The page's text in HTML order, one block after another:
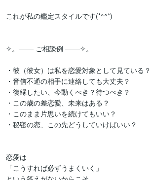
これが私の鑑定スタイルです(*^^*)
✧。─── ご相談例 ───✧。
・彼（彼女）は私を恋愛対象として見ている？
・音信不通の相手に連絡しても大丈夫？
・復縁したい、今動くべき？待つべき？
・この歳の差恋愛、未来はある？
・このまま片思いを続けてもいい？
・秘密の恋、この先どうしていけばいい？
恋愛は
「こうすれば必ずうまくいく」